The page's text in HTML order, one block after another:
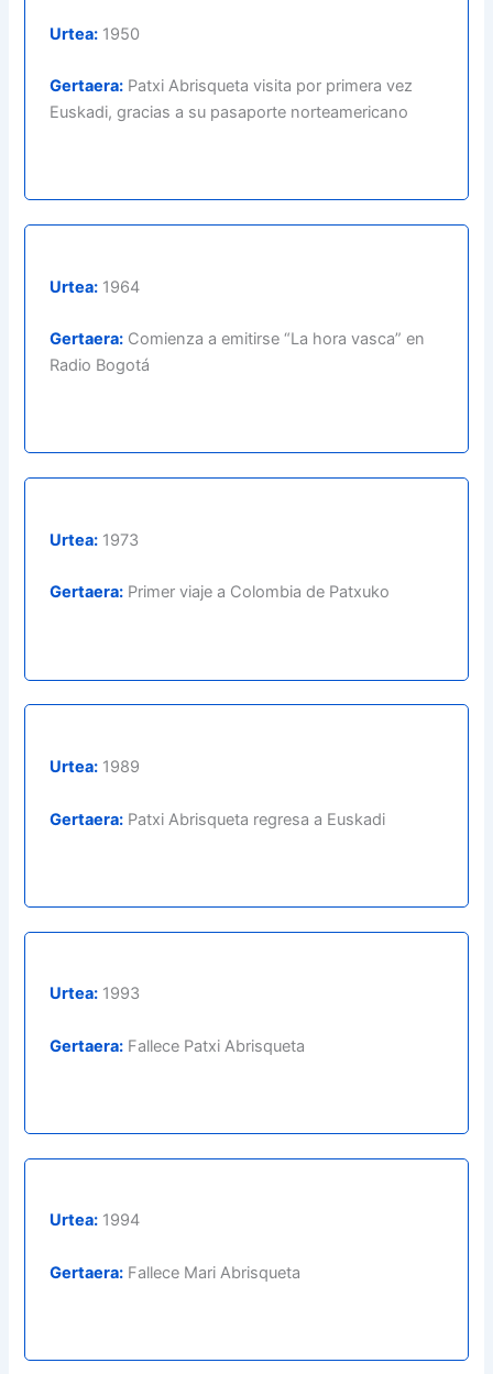
Urtea: 1950
Gertaera: Patxi Abrisqueta visita por primera vez
Euskadi, gracias a su pasaporte norteamericano
Urtea: 1964
Gertaera: Comienza a emitirse “La hora vasca” en
Radio Bogotá
Urtea: 1973
Gertaera: Primer viaje a Colombia de Patxuko
Urtea: 1989
Gertaera: Patxi Abrisqueta regresa a Euskadi
Urtea: 1993
Gertaera: Fallece Patxi Abrisqueta
Urtea: 1994
Gertaera: Fallece Mari Abrisqueta